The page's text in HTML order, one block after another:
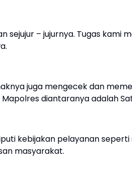
sejujur – jujurnya. Tugas kami
juga mengecek dan
diantaranya adalah
kebijakan pelayanan
masyarakat.